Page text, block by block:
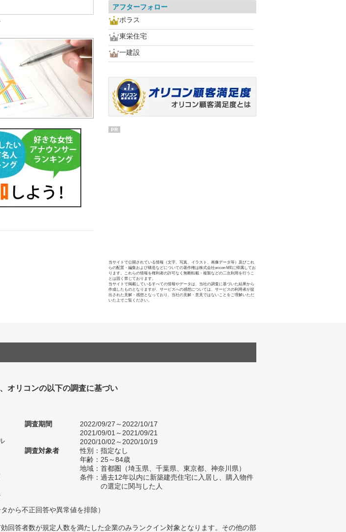
アフターフォロー
ポラス
東栄住宅
一建設
PR
当サイトで公開されている情報（文字、写真、イラスト、画像データ等）及びこれ
らの配置・編集および構造などについての著作権は株式会社oricon MEに帰属してお
ります。これらの情報を権利者の許可なく無断転載・複製などの二次利用を行うこ
とは固く禁じております。
当サイトで掲載しているすべての情報やデータは、当社の調査に基づいた結果から
作成したものとなりますが、サービスへの感想については、サービスの利用者が提
出された見解・感想となっており、当社の見解・意見ではないことをご理解いただ
いた上でご覧ください。
オリコンの以下の調査に基づい
調査期間
2022/09/27～2022/10/17
2021/09/01～2021/09/21
2020/10/02～2020/10/19
調査対象者
性別：指定なし
年齢：25～84歳
地域：首都圏（埼玉県、千葉県、東京都、神奈川県）
条件：過去12年以内に新築建売住宅に入居し、購入物件
の選定に関与した人
から不正回答や異常値を排除）
答者数が規定人数を満たした企業のみランクイン対象となります。その他の部